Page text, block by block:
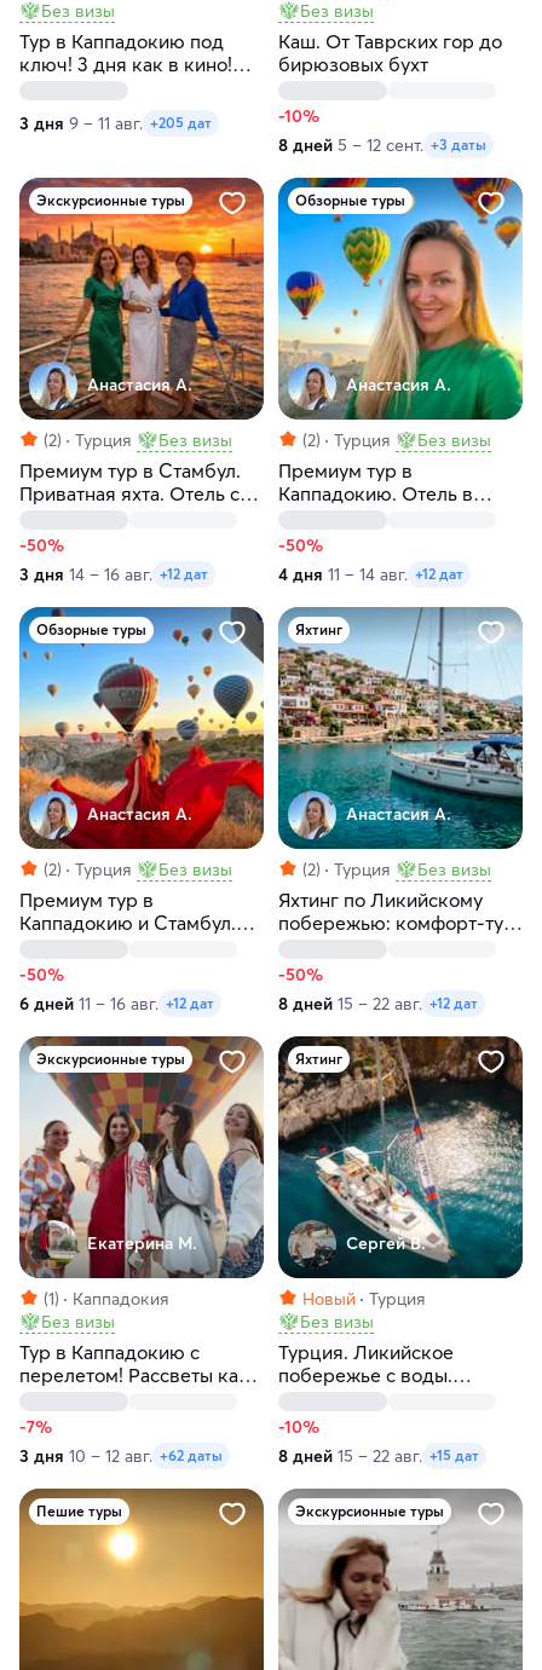
Без визы
Тур в Каппадокию под
ключ! 3 дня как в кино!
3 дня 9 – 11 авг. +205 дат
Без визы
Каш. От Таврских гор до
бирюзовых бухт
-10%
8 дней 5 – 12 сент. +3 даты
Экскурсионные туры
Анастасия А.
(2) Турция Без визы
Премиум тур в Стамбул.
Приватная яхта. Отель с
толпы
-50%
3 дня 14 – 16 авг. +12 дат
Обзорные туры
Анастасия А.
(2) Турция Без визы
Премиум тур в
Каппадокию. Отель в
подземный город
-50%
4 дня 11 – 14 авг. +12 дат
Обзорные туры
Анастасия А.
(2) Турция Без визы
Премиум тур в
Каппадокию и Стамбул.
Босфоре
-50%
6 дней 11 – 16 авг. +12 дат
Яхтинг
Анастасия А.
(2) Турция Без визы
Яхтинг по Ликийскому
побережью: комфорт-тур
Турции
-50%
8 дней 15 – 22 авг. +12 дат
Экскурсионные туры
Екатерина М.
(1)
Каппадокия
Без визы
Тур в Каппадокию с
перелетом! Рассветы как
-7%
3 дня 10 – 12 авг. +62 даты
Яхтинг
Сергей В.
Новый
Турция
Без визы
Турция. Ликийское
побережье с воды.
-10%
8 дней 15 – 22 авг. +15 дат
Пешие туры Экскурсионные туры